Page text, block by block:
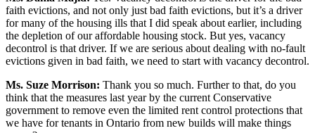
faith evictions, and not only just bad faith evictions, but it’s a driver
for many of the housing ills that I did speak about earlier, including
the depletion of our affordable housing stock. But yes, vacancy
decontrol is that driver. If we are serious about dealing with no-fault
evictions given in bad faith, we need to start with vacancy decontrol.
Ms. Suze Morrison: Thank you so much. Further to that, do you
think that the measures last year by the current Conservative
government to remove even the limited rent control protections that
we have for tenants in Ontario from new builds will make things